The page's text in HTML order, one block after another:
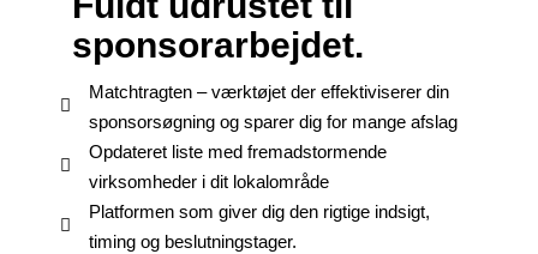
sponsorarbejdet.
Matchtragten – værktøjet der effektiviserer din
sponsorsøgning og sparer dig for mange afslag
Opdateret liste med fremadstormende
virksomheder i dit lokalområde
Platformen som giver dig den rigtige indsigt,
timing og beslutningstager.